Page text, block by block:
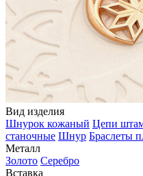
Вид изделия
Шнурок кожаный Цепи
станочные Шнур Браслеты
Металл
Золото Серебро
Вставка